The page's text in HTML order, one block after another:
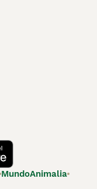
MundoAnimalia